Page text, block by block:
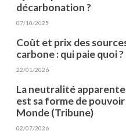
décarbonation ?
07/10/2025
Coût et prix des
carbone : qui paie quoi ?
22/01/2026
La neutralité apparente
est sa forme de
Monde (Tribune)
02/07/2026